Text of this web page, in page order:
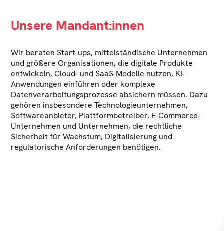
Unsere Mandant:innen
Wir beraten Start-ups, mittelständische Unternehmen
und größere Organisationen, die digitale Produkte
entwickeln, Cloud- und SaaS-Modelle nutzen, KI-
Anwendungen einführen oder komplexe
Datenverarbeitungsprozesse absichern müssen. Dazu
gehören insbesondere Technologieunternehmen,
Softwareanbieter, Plattformbetreiber, E-Commerce-
Unternehmen und Unternehmen, die rechtliche
Sicherheit für Wachstum, Digitalisierung und
regulatorische Anforderungen benötigen.